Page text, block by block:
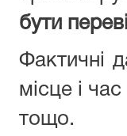
бути
Фактичні
місце і
тощо.